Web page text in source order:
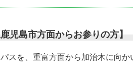
児島市方面からお参りの方】
スを、重富方面から加治木に向か